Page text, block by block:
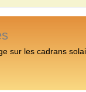
sur les cadrans